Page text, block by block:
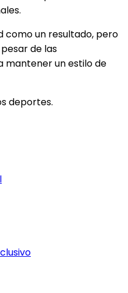
como un resultado, pero
de las
mantener un estilo de
deportes.